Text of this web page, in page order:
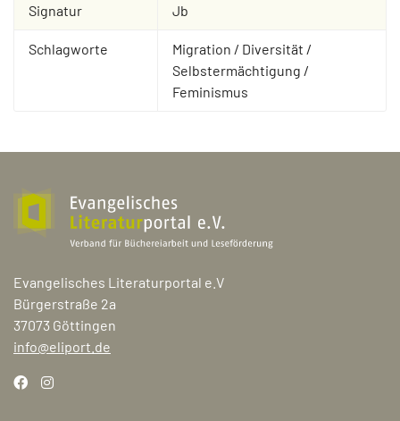
Signatur Jb
Schlagworte
Migration / Diversität /
Selbstermächtigung /
Feminismus
Evangelisches Literaturportal e.V
Bürgerstraße 2a
37073 Göttingen
info@eliport.de